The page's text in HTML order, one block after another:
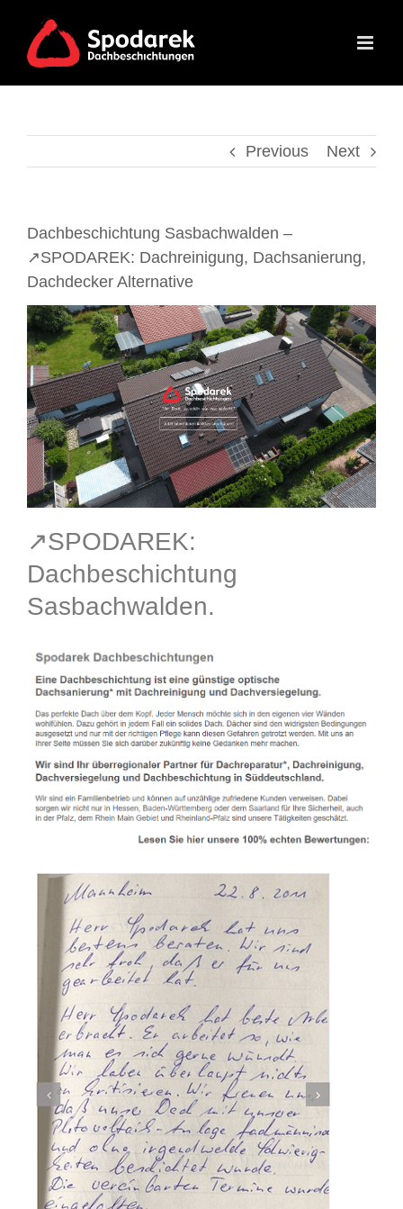
content
Previous Next
Dachbeschichtung Sasbachwalden –
↗️SPODAREK: Dachreinigung, Dachsanierung,
Dachdecker Alternative
↗️SPODAREK:
Dachbeschichtung
Sasbachwalden.